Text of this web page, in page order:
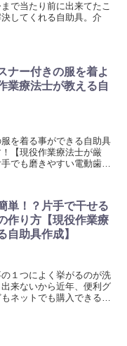
で当たり前に出来てたこ
してくれる自助具。介
ナー付きの服を着よ
業療法士が教える自
を着る事ができる自助具
【現役作業療法士が厳
でも磨きやすい電動歯ブ
単！？片手で干せる
作り方【現役作業療
自助具作成】
１つによく挙がるのが洗
来ないから近年、便利グ
ネットでも購入できるよ